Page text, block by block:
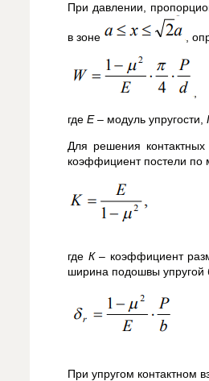
При давлении,
в зоне ,
где Е – модуль упругости,
Для решения
коэффициент постели по
где К– коэффициент
ширина подошвы упругой
При упругом контактном